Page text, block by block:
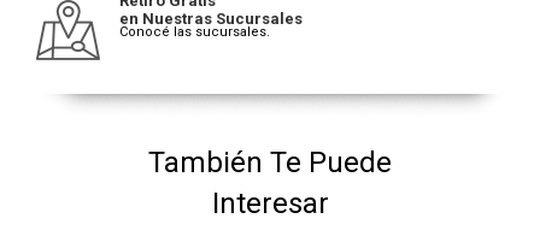
en Nuestras Sucursales
Conocé las sucursales.
También Te Puede
Interesar